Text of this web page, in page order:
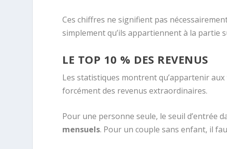
Ces chiffres ne signifient pas
simplement qu’ils appartiennent à la partie
LE TOP 10 % DES REVENUS
Les statistiques montrent qu’appartenir aux
forcément des revenus extraordinaires.
Pour une personne seule, le seuil d’entrée
mensuels. Pour un couple sans enfant, il